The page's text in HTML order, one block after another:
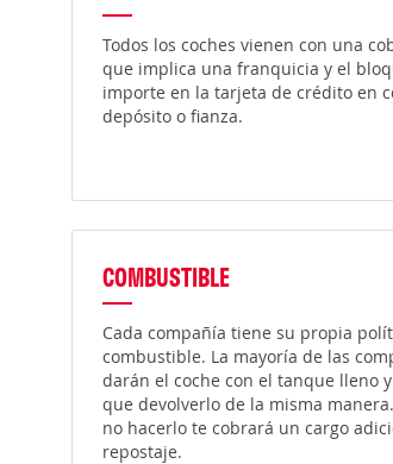
Todos los coches vienen con una
que implica una franquicia y el
importe en la tarjeta de crédito en
depósito o fianza.
COMBUSTIBLE
Cada compañía tiene su propia
combustible. La mayoría de las
darán el coche con el tanque lleno
que devolverlo de la misma
no hacerlo te cobrará un cargo
repostaje.